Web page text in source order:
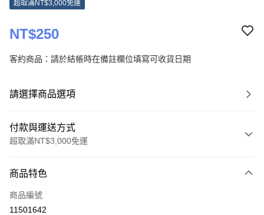
超取滿NT$3,000免運
NT$250
客約商品：請於結帳時在備註欄位填寫可收貨日期
請選擇商品選項
付款與運送方式
超取滿NT$3,000免運
信用卡一次付款
超商取貨付款
商品特色
商品編號
11501642